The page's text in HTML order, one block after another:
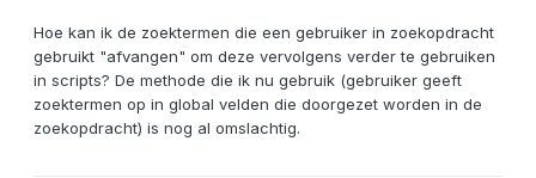
Hoe kan ik de zoektermen die een gebruiker in zoekopdracht
gebruikt "afvangen" om deze vervolgens verder te gebruiken
in scripts? De methode die ik nu gebruik (gebruiker geeft
zoektermen op in global velden die doorgezet worden in de
zoekopdracht) is nog al omslachtig.